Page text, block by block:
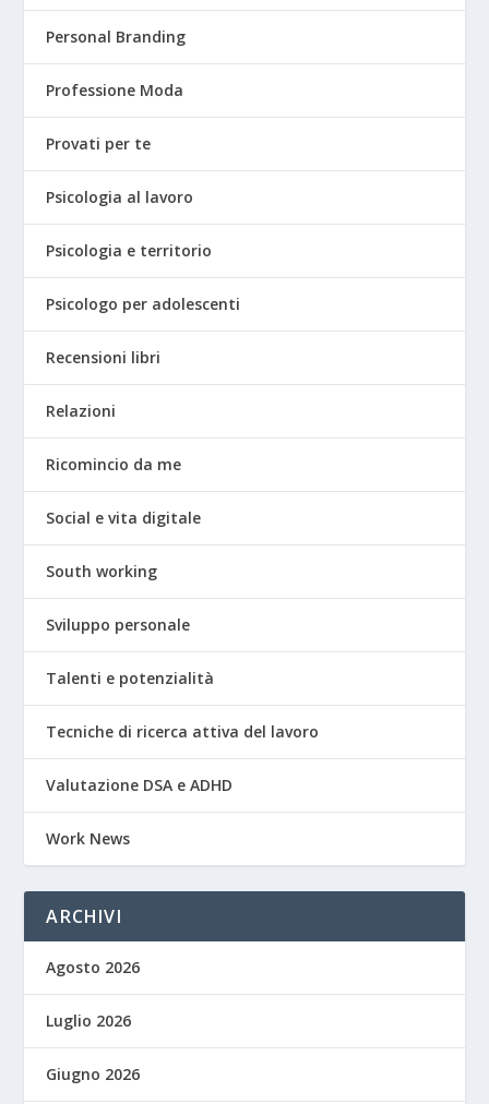
Personal Branding
Professione Moda
Provati per te
Psicologia al lavoro
Psicologia e territorio
Psicologo per adolescenti
Recensioni libri
Relazioni
Ricomincio da me
Social e vita digitale
South working
Sviluppo personale
Talenti e potenzialità
Tecniche di ricerca attiva del lavoro
Valutazione DSA e ADHD
Work News
ARCHIVI
Agosto 2026
Luglio 2026
Giugno 2026